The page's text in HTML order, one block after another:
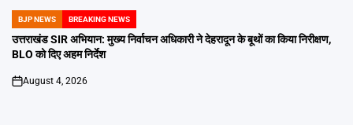
POSTED
IN
BJP NEWS BREAKING NEWS
उत्तराखंड SIR अभियान: मुख्य निर्वाचन अधिकारी ने देहरादून के बूथों का किया निरीक्षण,
BLO को दिए अहम निर्देश
on
August 4, 2026